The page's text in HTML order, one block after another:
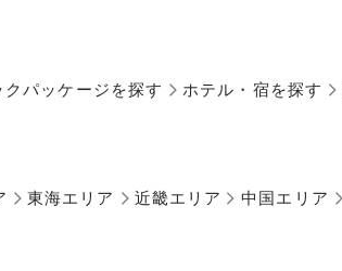
クパッケージを探す ホテル・宿を探す
東海エリア 近畿エリア 中国エリア